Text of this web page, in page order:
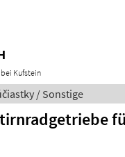
Kufstein
/ Sonstige